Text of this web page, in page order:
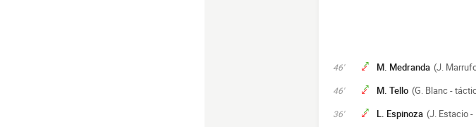
46' M. Medranda (J.
46' M. Tello (G. Blanc -
36' L. Espinoza (J. Estacio